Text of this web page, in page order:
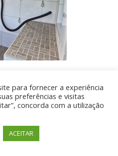
reservados - Desenvolvido
WEB
para fornecer a experiência
preferências e visitas
concorda com a utilização
ACEITAR